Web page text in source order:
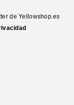
de Yellowshop.es